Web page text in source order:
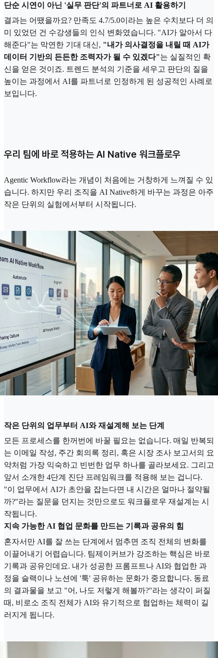
단순 시연이 아닌 '실무 판단'의 파트너로 AI 활용하기
결과는 어땠을까요? 만족도 4.7/5.0이라는 높은 수치보다 더 의
미 있었던 건 수강생들의 인식 변화였습니다. "AI가 알아서 다
해준다"는 막연한 기대 대신, "내가 의사결정을 내릴 때 AI가
데이터 기반의 든든한 조력자가 될 수 있겠다"는 실질적인 확
신을 얻은 것이죠. 트렌드 분석의 기준을 세우고 판단의 질을
높이는 과정에서 AI를 파트너로 인정하게 된 성공적인 사례로
보입니다.
우리 팀에 바로 적용하는 AI Native 워크플로우
Agentic Workflow라는 개념이 처음에는 거창하게 느껴질 수 있
습니다. 하지만 우리 조직을 AI Native하게 바꾸는 과정은 아주
작은 단위의 실험에서부터 시작됩니다.
작은 단위의 업무부터 AI와 재설계해 보는 단계
모든 프로세스를 한꺼번에 바꿀 필요는 없습니다. 매일 반복되
는 이메일 작성, 주간 회의록 정리, 혹은 시장 조사 보고서의 요
약처럼 가장 익숙하고 빈번한 업무 하나를 골라보세요. 그리고
앞서 소개한 4단계 진단 프레임워크를 적용해 보는 겁니다.
"이 업무에서 AI가 초안을 잡는다면 내 시간은 얼마나 절약될
까?"라는 질문을 던지는 것만으로도 워크플로우 재설계는 시
작됩니다.
지속 가능한 AI 협업 문화를 만드는 기록과 공유의 힘
혼자서만 AI를 잘 쓰는 단계에서 멈추면 조직 전체의 변화를
이끌어내기 어렵습니다. 팀제이커브가 강조하는 핵심은 바로
기록과 공유인데요. 내가 성공한 프롬프트나 AI와 협업한 과
정을 슬랙이나 노션에 '툭' 공유하는 문화가 중요합니다. 동료
의 결과물을 보고 "어, 나도 저렇게 해볼까?"라는 생각이 퍼질
때, 비로소 조직 전체가 AI와 유기적으로 협업하는 체력이 길
러지게 됩니다.